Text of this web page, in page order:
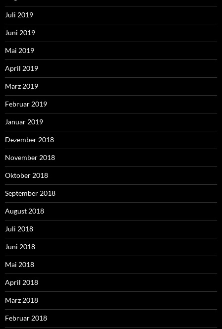
Juli 2019
Juni 2019
Mai 2019
April 2019
März 2019
Februar 2019
Januar 2019
Dezember 2018
November 2018
Oktober 2018
September 2018
August 2018
Juli 2018
Juni 2018
Mai 2018
April 2018
März 2018
Februar 2018